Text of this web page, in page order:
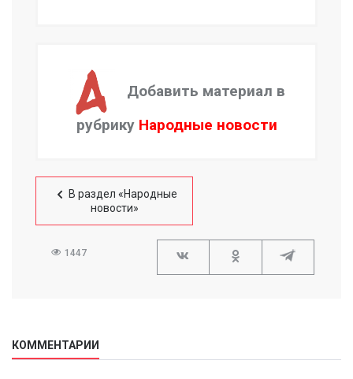
Добавить материал в
рубрику Народные новости
В раздел «Народные
новости»
1447
КОММЕНТАРИИ